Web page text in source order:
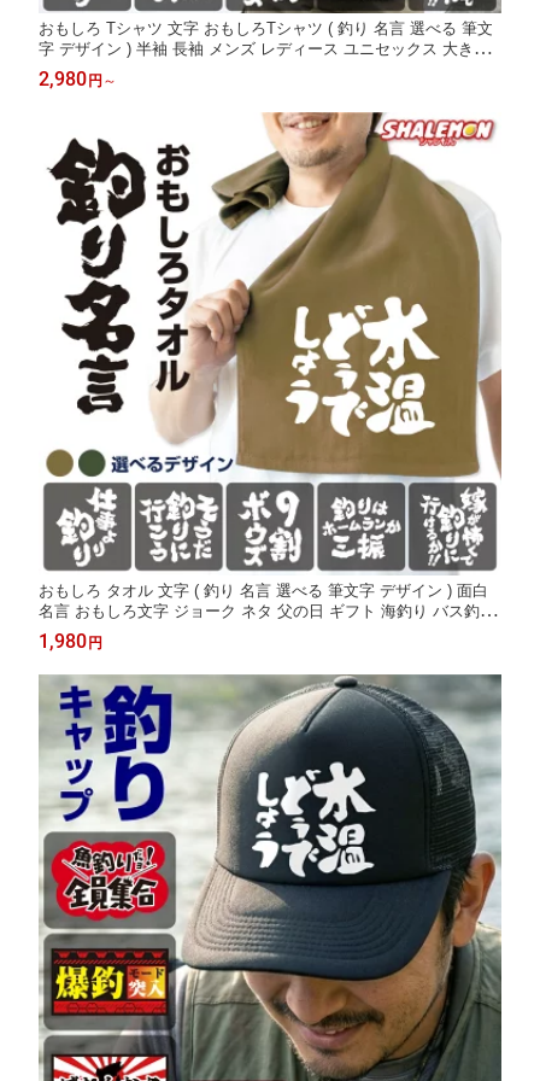
おもしろ Tシャツ 文字 おもしろTシャツ ( 釣り 名言 選べる 筆文
字 デザイン ) 半袖 長袖 メンズ レディース ユニセックス 大きい
サイズ 男性 女性 面白 迷言 ウケ狙い ネタ 父の日 海釣り バス釣
り 魚釣り 釣り好き 釣り具 釣具 ルアー ワーム パーカー S M L X
2,980 円 ～
おもしろ タオル 文字 ( 釣り 名言 選べる 筆文字 デザイン ) 面白
名言 おもしろ文字 ジョーク ネタ 父の日 ギフト 海釣り バス釣り
釣り好き 釣り具 釣具 ルアー ワーム 魚釣り 日よけ 景品 宴会 居
酒屋 親父 贈り物 30代 40代 50代 60代 70代 誕生日 パパ プレゼン
ト
1,980 円